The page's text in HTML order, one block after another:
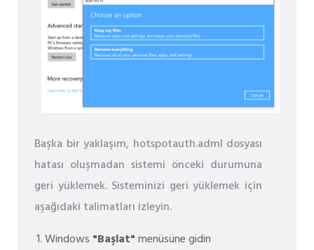
Başka bir yaklaşım, hotspotauth.adml dosyası
hatası oluşmadan sistemi önceki durumuna
geri yüklemek. Sisteminizi geri yüklemek için
aşağıdaki talimatları izleyin.
Windows "Başlat"menüsüne gidin